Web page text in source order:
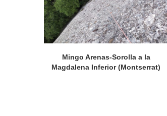
Mingo Arenas-Sorolla a la
Magdalena Inferior (Montserrat)